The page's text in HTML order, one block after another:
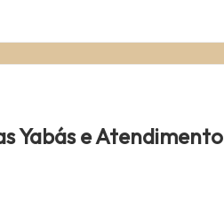
Yabás e Atendimento